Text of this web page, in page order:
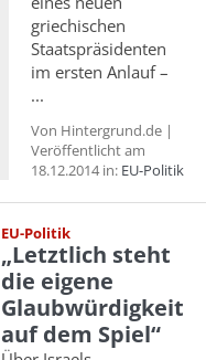
griechischen
Staatspräsidenten
im ersten Anlauf –
...
Von Hintergrund.de |
Veröffentlicht am
18.12.2014 in: EU-Politik
EU-Politik
„Letztlich steht
die eigene
Glaubwürdigkeit
auf dem Spiel“